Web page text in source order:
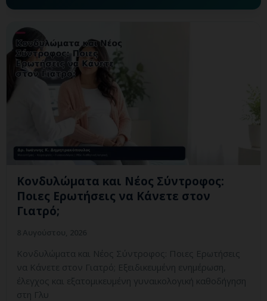
Κονδυλώματα και Νέος Σύντροφος:
Ποιες Ερωτήσεις να Κάνετε στον
Γιατρό;
Κονδυλώματα και Νέος Σύντροφος: Ποιες Ερωτήσεις
να Κάνετε στον Γιατρό; Εξειδικευμένη ενημέρωση,
έλεγχος και εξατομικευμένη γυναικολογική καθοδήγηση
στη Γλυ